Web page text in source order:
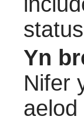
Yn
Nifer
aelod